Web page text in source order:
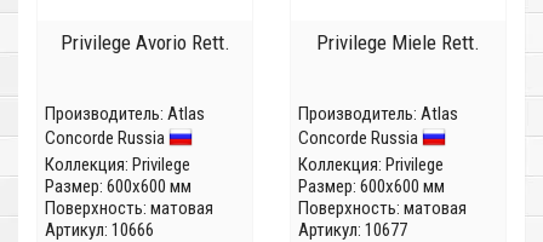
Privilege Avorio Rett.
Производитель: Atlas
Concorde Russia
Коллекция: Privilege
Размер: 600x600 мм
Поверхность: матовая
Артикул: 10666
Privilege Miele Rett.
Производитель: Atlas
Concorde Russia
Коллекция: Privilege
Размер: 600x600 мм
Поверхность: матовая
Артикул: 10677